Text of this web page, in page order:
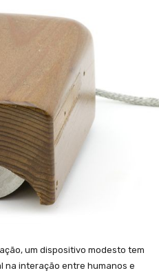
um dispositivo modesto tem
na interação entre humanos e